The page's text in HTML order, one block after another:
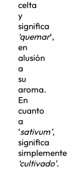
celta
y
significa
‘quemar‘,
en
alusión
a
su
aroma.
En
cuanto
a
‘sativum’,
significa
simplemente
‘cultivado’.